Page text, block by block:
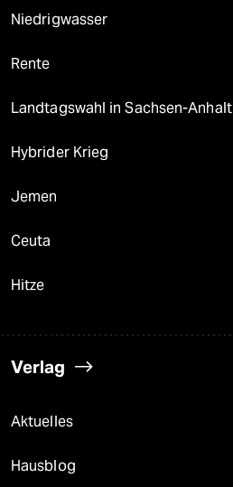
Niedrigwasser
Rente
Landtagswahl in Sachsen-Anhalt
Hybrider Krieg
Jemen
Ceuta
Hitze
Verlag
Aktuelles
Hausblog